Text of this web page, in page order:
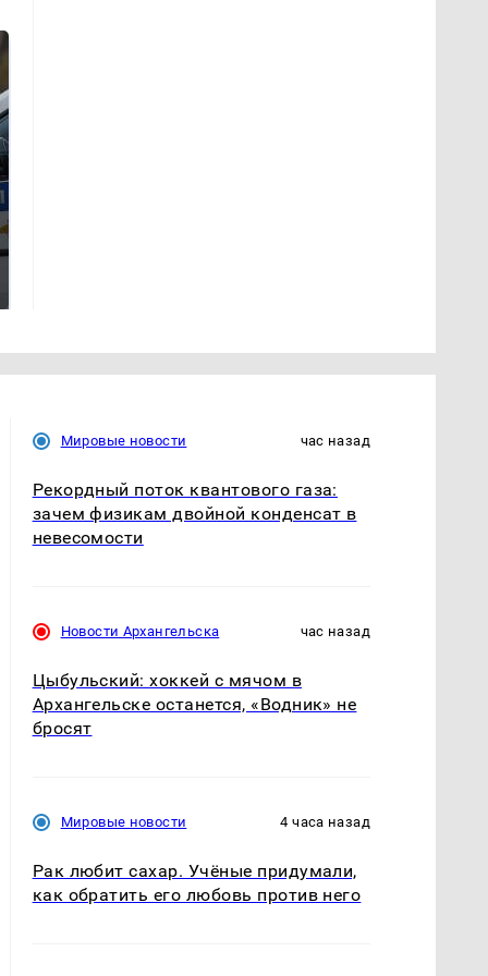
Мировые новости час назад
Рекордный поток квантового газа:
зачем физикам двойной конденсат в
невесомости
Новости Архангельска час назад
Цыбульский: хоккей с мячом в
Архангельске останется, «Водник» не
бросят
Мировые новости 4 часа назад
Рак любит сахар. Учёные придумали,
как обратить его любовь против него